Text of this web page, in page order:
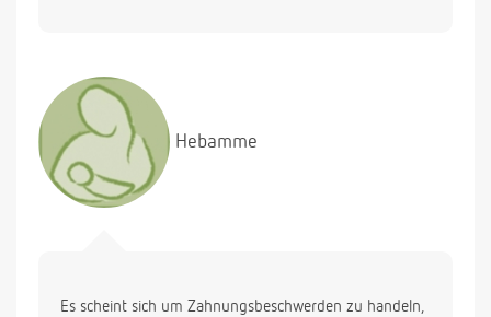
Hebamme
Es scheint sich um Zahnungsbeschwerden zu handeln,